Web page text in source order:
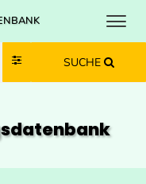
Zum Inhalt springen
Zum Navmenü springen
Zur Suche springen
Zur Footer springen
SUCHE